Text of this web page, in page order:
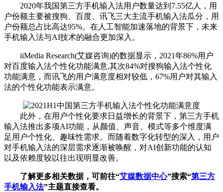
2020年我国第三方手机输入法用户数量达到7.55亿人，用
户份额主要被搜狗、百度、讯飞三大主流手机输入法瓜分，用
户份额总占比高达95%。在人工智能加速落地的背景下，未来
手机输入法与AI技术的融合更加深入。
iiMedia Research(艾媒咨询)的数据显示，2021年86%用户
对百度输入法个性化功能满意,其次84%对搜狗输入法个性化
功能满意，而讯飞的用户满意度相对较低，67%用户对其输入
法的个性化功能表示满意。
此外，在用户个性化要求日益增长的背景下，第三方手机
输入法推出多项AI功能，从颜值、声音、模式等多个维度满
足用户个性化、趣味性需求。而随着数字化转型的深入，用户
对手机输入法的深层需求逐渐被唤醒，对AI创新功能的认知
以及依赖度较以往出现明显改善。
了解更多相关数据，可前往“艾媒数据中心”搜索“第三方
手机输入法”主题直接查看。